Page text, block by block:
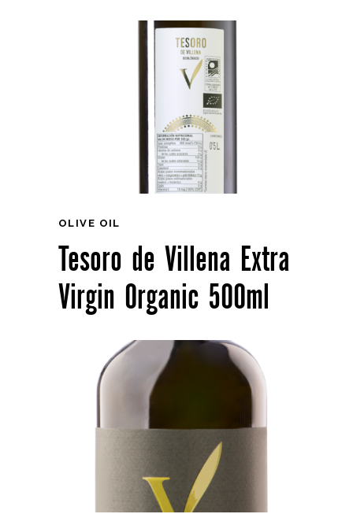
OLIVE OIL
Tesoro de Villena Extra
Virgin Organic 500ml